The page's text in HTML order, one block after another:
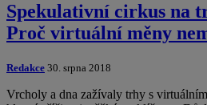
Spekulativní cirkus na
Proč virtuální měny
Redakce 30. srpna 2018
Vrcholy a dna zažívaly trhy s